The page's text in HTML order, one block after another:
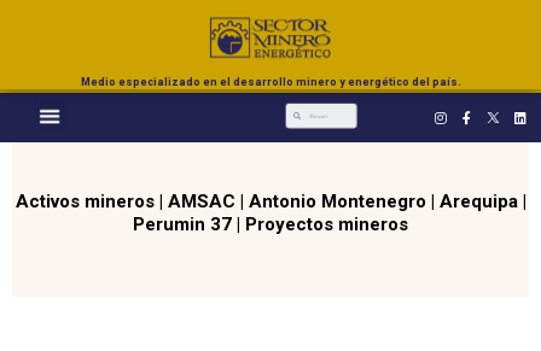
Medio especializado en el desarrollo minero y energético del país.
Activos mineros| AMSAC | Antonio Montenegro | Arequipa|
Perumin 37 | Proyectos mineros